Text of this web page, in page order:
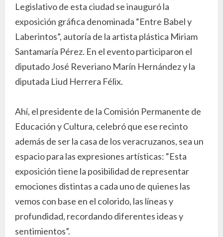
Legislativo de esta ciudad se inauguró la
exposición gráfica denominada “Entre Babel y
Laberintos”, autoría de la artista plástica Miriam
Santamaría Pérez. En el evento participaron el
diputado José Reveriano Marín Hernández y la
diputada Liud Herrera Félix.
Ahí, el presidente de la Comisión Permanente de
Educación y Cultura, celebró que ese recinto
además de ser la casa de los veracruzanos, sea un
espacio para las expresiones artísticas: “Esta
exposición tiene la posibilidad de representar
emociones distintas a cada uno de quienes las
vemos con base en el colorido, las líneas y
profundidad, recordando diferentes ideas y
sentimientos”.